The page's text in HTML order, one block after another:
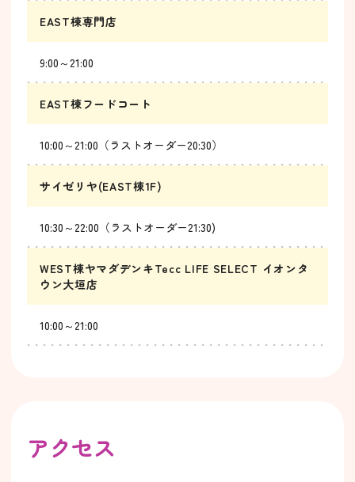
EAST棟専門店
9:00～21:00
EAST棟フードコート
10:00～21:00（ラストオーダー20:30）
サイゼリヤ(EAST棟1F)
10:30～22:00（ラストオーダー21:30)
WEST棟ヤマダデンキTecc LIFE SELECT イオンタ
ウン大垣店
10:00～21:00
アクセス